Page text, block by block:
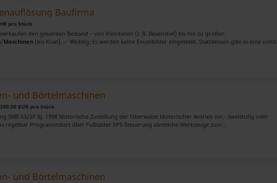
Baufirma
pro Stück
verkaufen den gesamten Bestand – von Kleinteilen (z. B. Besenstiel) bis hin zu großen
Maschinen (bis Kran). ✅ Wichtig: Es werden keine Einzelbilder eingestellt. Stattdessen gibt es eine vollst
und Börtelmaschinen
EUR pro Stück
SME 63/2P Bj. 1998 Motorische Zustellung der Oberwalze Motorischer Antrieb ein,- zweistufig oder
regelbar Programmstart über Fußtaster SPS-Steuerung sämtliche Werkzeuge zum ..
und Börtelmaschinen